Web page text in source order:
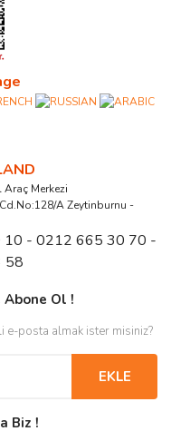
Merkezi
A Zeytinburnu -
- 0212 665 30 70 -
58
Ol !
e-posta almak ister misiniz?
EKLE
Biz !